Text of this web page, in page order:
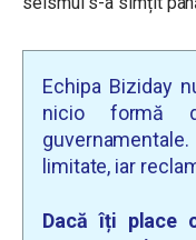
Echipa Biziday
nicio formă
limitate, iar
Dacă îți place